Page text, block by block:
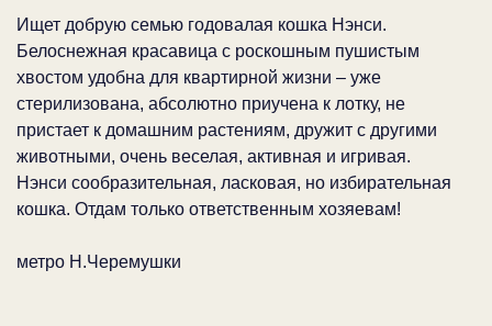
Ищет добрую семью годовалая кошка Нэнси.
Белоснежная красавица с роскошным пушистым
хвостом удобна для квартирной жизни – уже
стерилизована, абсолютно приучена к лотку, не
пристает к домашним растениям, дружит с другими
животными, очень веселая, активная и игривая.
Нэнси сообразительная, ласковая, но избирательная
кошка. Отдам только ответственным хозяевам!
метро Н.Черемушки